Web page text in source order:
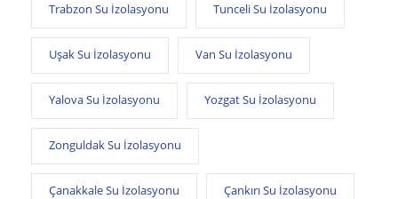
Trabzon Su İzolasyonu Tunceli Su İzolasyonu
Uşak Su İzolasyonu Van Su İzolasyonu
Yalova Su İzolasyonu Yozgat Su İzolasyonu
Zonguldak Su İzolasyonu
Çanakkale Su İzolasyonu Çankırı Su İzolasyonu